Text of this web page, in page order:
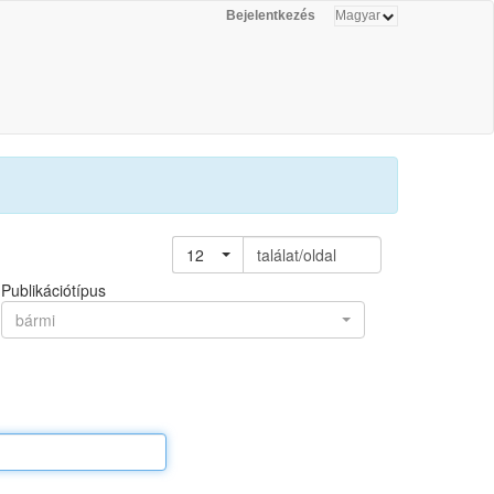
Bejelentkezés
12
találat/oldal
Publikációtípus
bármi